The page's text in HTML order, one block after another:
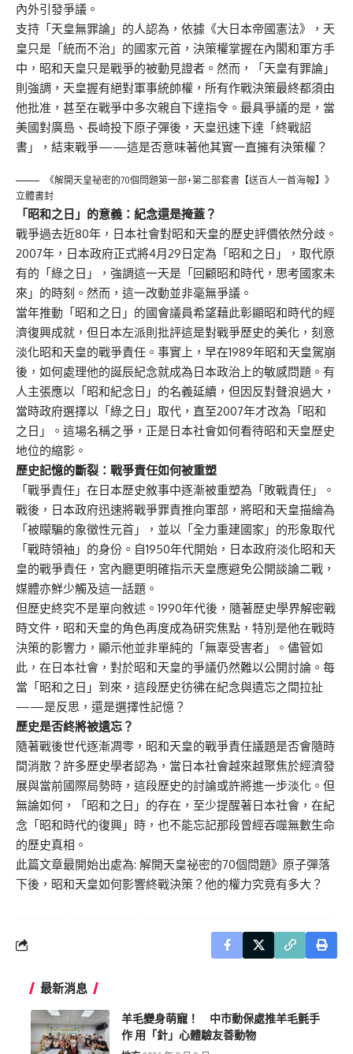
內外引發爭議。
支持「天皇無罪論」的人認為，依據《大日本帝國憲法》，天
皇只是「統而不治」的國家元首，決策權掌握在內閣和軍方手
中，昭和天皇只是戰爭的被動見證者。然而，「天皇有罪論」
則強調，天皇握有絕對軍事統帥權，所有作戰決策最終都須由
他批准，甚至在戰爭中多次親自下達指令。最具爭議的是，當
美國對廣島、長崎投下原子彈後，天皇迅速下達「終戰詔
書」，結束戰爭——這是否意味著他其實一直擁有決策權？
《解開天皇祕密的70個問題第一部+第二部套書【送百人一首海報】》
立體書封
「昭和之日」的意義：紀念還是掩蓋？
戰爭過去近80年，日本社會對昭和天皇的歷史評價依然分歧。
2007年，日本政府正式將4月29日定為「昭和之日」，取代原
有的「綠之日」，強調這一天是「回顧昭和時代，思考國家未
來」的時刻。然而，這一改動並非毫無爭議。
當年推動「昭和之日」的國會議員希望藉此彰顯昭和時代的經
濟復興成就，但日本左派則批評這是對戰爭歷史的美化，刻意
淡化昭和天皇的戰爭責任。事實上，早在1989年昭和天皇駕崩
後，如何處理他的誕辰紀念就成為日本政治上的敏感問題。有
人主張應以「昭和紀念日」的名義延續，但因反對聲浪過大，
當時政府選擇以「綠之日」取代，直至2007年才改為「昭和
之日」。這場名稱之爭，正是日本社會如何看待昭和天皇歷史
地位的縮影。
歷史記憶的斷裂：戰爭責任如何被重塑
「戰爭責任」在日本歷史敘事中逐漸被重塑為「敗戰責任」。
戰後，日本政府迅速將戰爭罪責推向軍部，將昭和天皇描繪為
「被矇騙的象徵性元首」，並以「全力重建國家」的形象取代
「戰時領袖」的身份。自1950年代開始，日本政府淡化昭和天
皇的戰爭責任，宮內廳更明確指示天皇應避免公開談論二戰，
媒體亦鮮少觸及這一話題。
但歷史終究不是單向敘述。1990年代後，隨著歷史學界解密戰
時文件，昭和天皇的角色再度成為研究焦點，特別是他在戰時
決策的影響力，顯示他並非單純的「無辜受害者」。儘管如
此，在日本社會，對於昭和天皇的爭議仍然難以公開討論。每
當「昭和之日」到來，這段歷史彷彿在紀念與遺忘之間拉扯
——是反思，還是選擇性記憶？
歷史是否終將被遺忘？
隨著戰後世代逐漸凋零，昭和天皇的戰爭責任議題是否會隨時
間消散？許多歷史學者認為，當日本社會越來越聚焦於經濟發
展與當前國際局勢時，這段歷史的討論或許將進一步淡化。但
無論如何，「昭和之日」的存在，至少提醒著日本社會，在紀
念「昭和時代的復興」時，也不能忘記那段曾經吞噬無數生命
的歷史真相。
此篇文章最開始出處為: 解開天皇祕密的70個問題》原子彈落
下後，昭和天皇如何影響終戰決策？他的權力究竟有多大？
最新消息
羊毛變身萌寵！ 中市動保處推羊毛氈手
作 用「針」心體驗友善動物